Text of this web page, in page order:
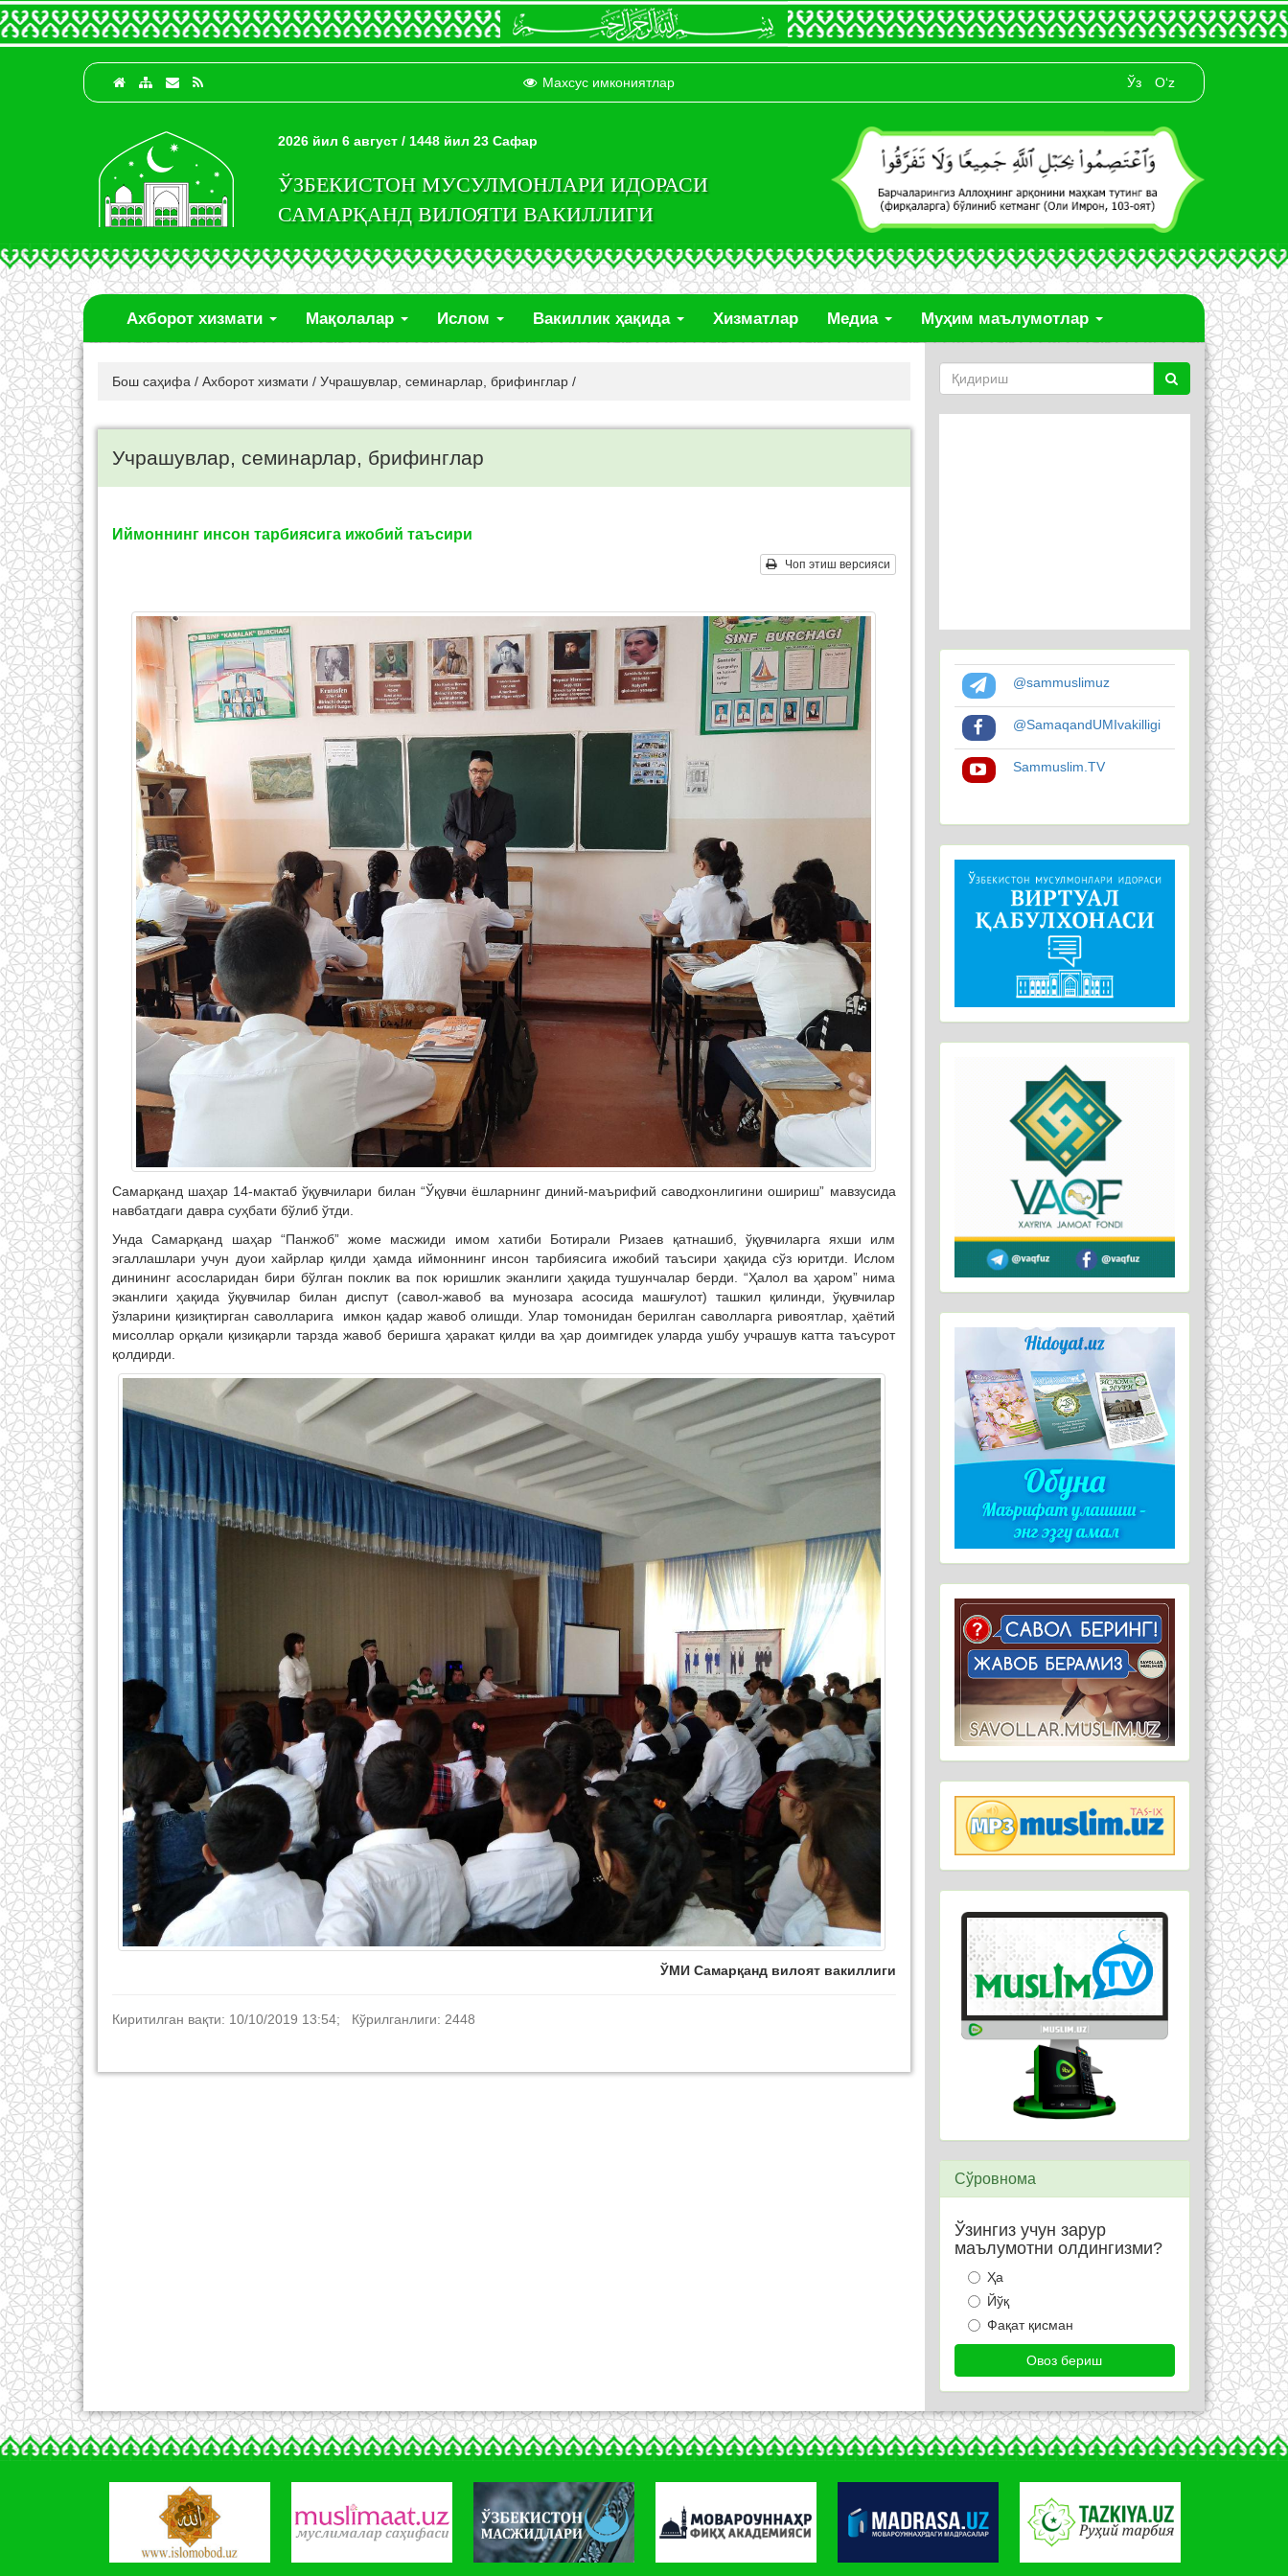
Махсус имкониятлар Ўз O‘z
2026 йил 6 август / 1448 йил 23 Сафар
ЎЗБЕКИСТОН МУСУЛМОНЛАРИ ИДОРАСИ
САМАРҚАНД ВИЛОЯТИ ВАКИЛЛИГИ
Ахборот хизмати Мақолалар Ислом Вакиллик ҳақида Хизматлар Медиа Муҳим маълумотлар
Бош саҳифа / Ахборот хизмати / Учрашувлар, семинарлар, брифинглар /
Учрашувлар, семинарлар, брифинглар
Иймоннинг инсон тарбиясига ижобий таъсири
Чоп этиш версияси
Самарқанд шаҳар 14-мактаб ўқувчилари билан “Ўқувчи ёшларнинг диний-маърифий саводхонлигини ошириш” мавзусида
навбатдаги давра суҳбати бўлиб ўтди.
Унда Самарқанд шаҳар “Панжоб” жоме масжиди имом хатиби Ботирали Ризаев қатнашиб, ўқувчиларга яхши илм
эгаллашлари учун дуои хайрлар қилди ҳамда иймоннинг инсон тарбиясига ижобий таъсири ҳақида сўз юритди. Ислом
динининг асосларидан бири бўлган поклик ва пок юришлик эканлиги ҳақида тушунчалар берди. “Ҳалол ва ҳаром” нима
эканлиги ҳақида ўқувчилар билан диспут (савол-жавоб ва мунозара асосида машғулот) ташкил қилинди, ўқувчилар
ўзларини қизиқтирган саволларига имкон қадар жавоб олишди. Улар томонидан берилган саволларга ривоятлар, ҳаётий
мисоллар орқали қизиқарли тарзда жавоб беришга ҳаракат қилди ва ҳар доимгидек уларда ушбу учрашув катта таъсурот
қолдирди.
ЎМИ Самарқанд вилоят вакиллиги
Киритилган вақти: 10/10/2019 13:54; Кўрилганлиги: 2448
@sammuslimuz
@SamaqandUMIvakilligi
Sammuslim.TV
Сўровнома
Ўзингиз учун зарур
маълумотни олдингизми?
Ҳа
Йўқ
Фақат қисман